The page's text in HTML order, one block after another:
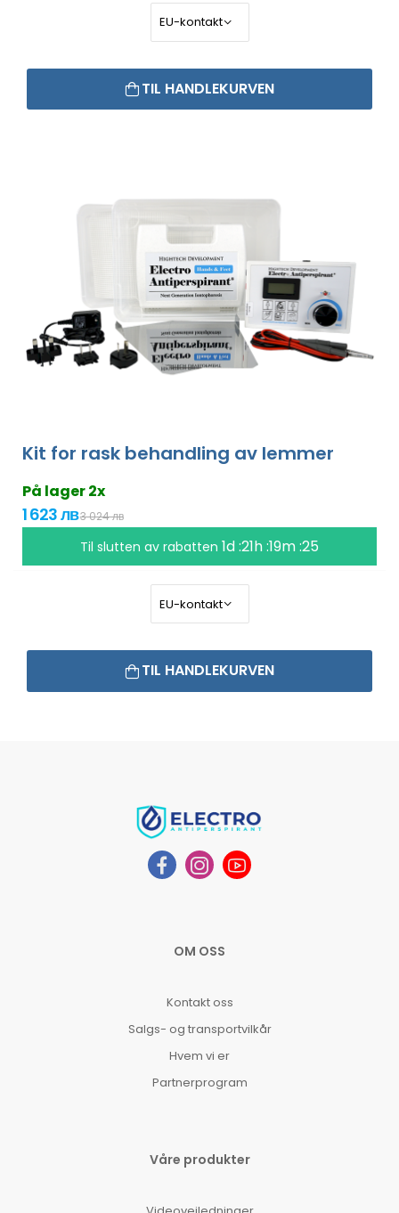
TIL HANDLEKURVEN
Kit for rask behandling av lemmer
På lager 2x
1 623 лв3 024 лв
Til slutten av rabatten 1d :21h :19m :24
TIL HANDLEKURVEN
OM OSS
Kontakt oss
Salgs- og transportvilkår
Hvem vi er
Partnerprogram
Våre produkter